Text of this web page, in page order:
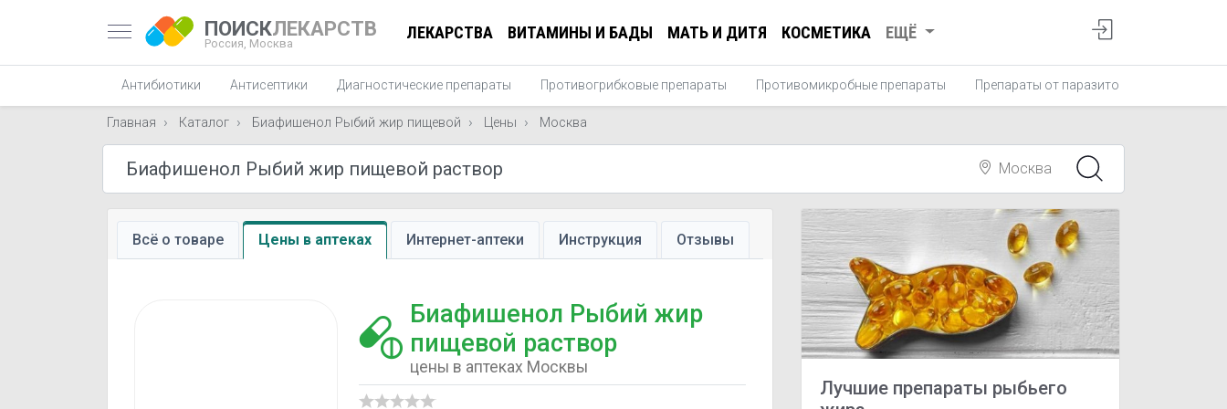
ПОИСКЛЕКАРСТВ
Россия, Москва
ЛЕКАРСТВА ВИТАМИНЫ И БАДЫ МАТЬ И ДИТЯ КОСМЕТИКА ЕЩЁ
Антибиотики Антисептики Диагностические препараты Противогрибковые препараты Противомикробные препараты Препараты от паразитов
Главная Каталог Биафишенол Рыбий жир пищевой Цены Москва
Москва
Всё о товаре Цены в аптеках Интернет-аптеки Инструкция Отзывы
Биафишенол Рыбий жир
пищевой раствор
цены в аптеках Москвы
Лучшие препараты рыбьего